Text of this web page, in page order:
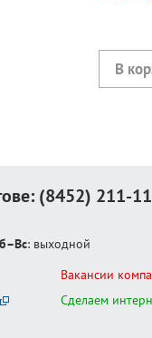
(8452) 211-
: выходной
Вакансии
Сделаем